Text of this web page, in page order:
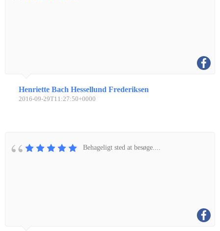
Henriette Bach Hessellund Frederiksen
2016-09-29T11:27:50+0000
Behageligt sted at besøge....